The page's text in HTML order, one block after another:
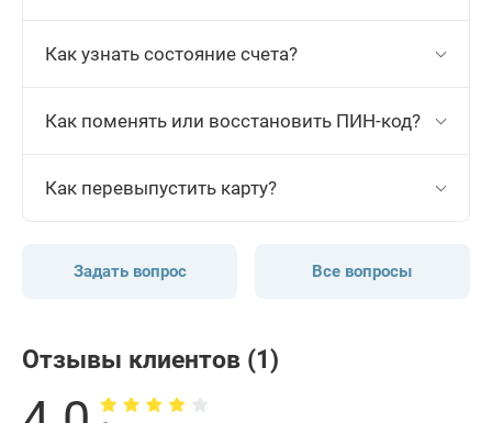
Как узнать состояние счета?
Как поменять или восстановить ПИН-код?
Как перевыпустить карту?
Задать вопрос Все вопросы
Отзывы клиентов (1)